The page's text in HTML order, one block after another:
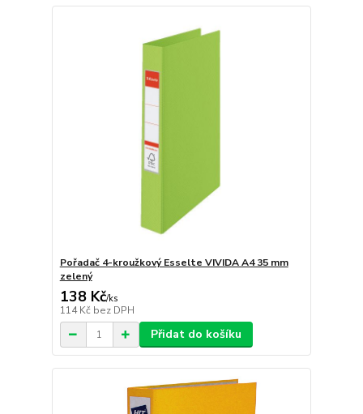
Pořadač 4-kroužkový Esselte VIVIDA A4 35 mm
zelený
138 Kč/ks
114 Kč bez DPH
Přidat do košíku